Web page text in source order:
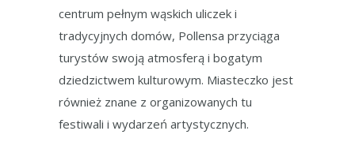
centrum pełnym wąskich uliczek i
tradycyjnych domów, Pollensa przyciąga
turystów swoją atmosferą i bogatym
dziedzictwem kulturowym. Miasteczko jest
również znane z organizowanych tu
festiwali i wydarzeń artystycznych.